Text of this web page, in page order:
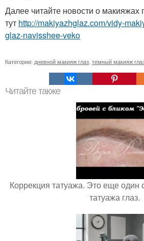
Далее читайте новости о макияжах
тут http://makiyazhglaz.com/vidy-
glaz-navisshee-veko
Категории: дневной макияж глаз темный макияж
Читайте также
Коррекция татуажа. Это еще один
татуажа глаз.